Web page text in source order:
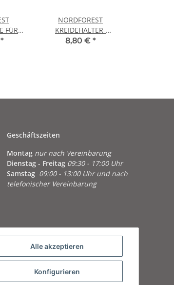
Alle akzeptieren
Konfigurieren
FÜR
*
NORDFOREST
KREIDEHALTER-
HALTERUNG FÜR
8,80 € *
Geschäftszeiten
Montag nur nach Vereinbarung
Dienstag - Freitag 09:30 - 17:00 Uhr
Samstag 09:00 - 13:00 Uhr und nach
telefonischer Vereinbarung